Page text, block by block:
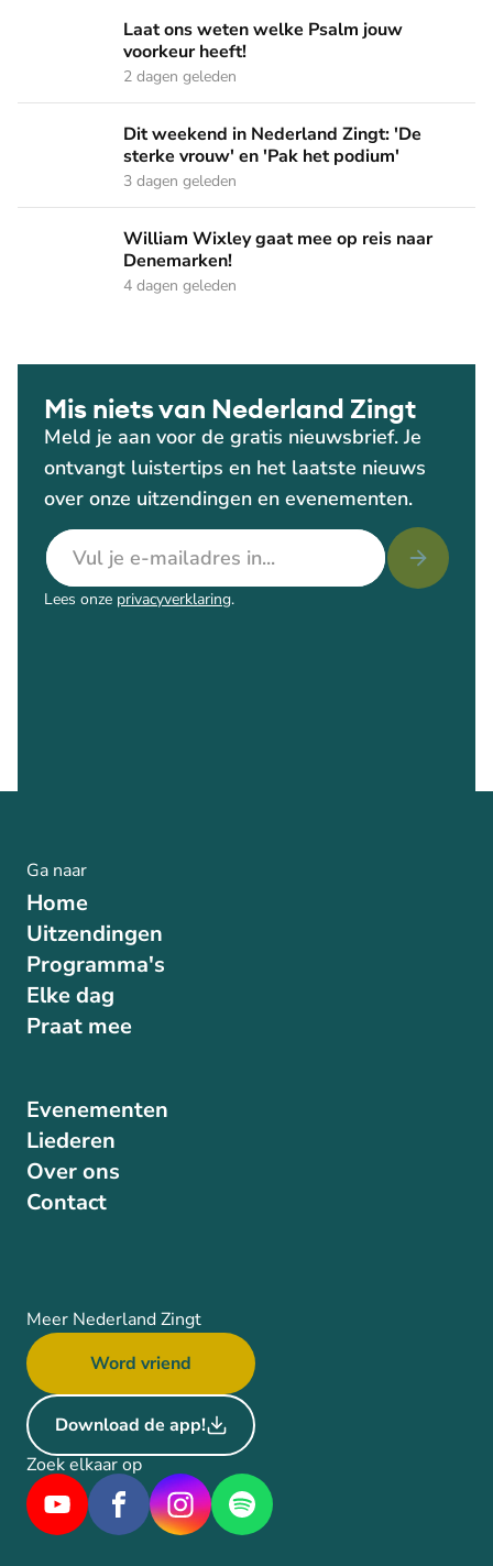
Laat ons weten welke Psalm jouw voorkeur heeft!
Laat ons weten welke Psalm jouw
voorkeur heeft!
2 dagen geleden
Dit weekend in Nederland Zingt: 'De sterke vrouw' en 'Pak
Dit weekend in Nederland Zingt: 'De
sterke vrouw' en 'Pak het podium'
3 dagen geleden
William Wixley gaat mee op reis naar Denemarken!
William Wixley gaat mee op reis naar
Denemarken!
4 dagen geleden
Mis niets van Nederland Zingt
Meld je aan voor de gratis nieuwsbrief. Je
ontvangt luistertips en het laatste nieuws
over onze uitzendingen en evenementen.
E-mailadres
Lees onze privacyverklaring.
Ga naar
Home
Uitzendingen
Programma's
Elke dag
Praat mee
Evenementen
Liederen
Over ons
Contact
Meer Nederland Zingt
Word vriend
Download de app!
Zoek elkaar op